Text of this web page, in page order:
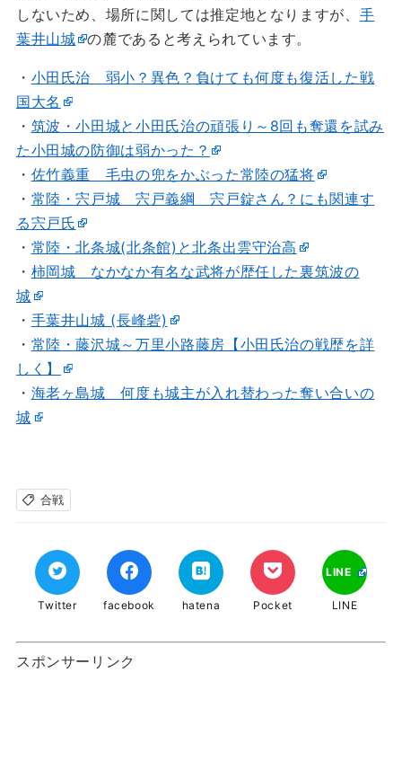
しないため、場所に関しては推定地となりますが、 手
葉井山城
の麓であると考えられています。
・ 小田氏治 弱小？異色？負けても何度も復活した戦
国大名
・ 筑波・小田城と小田氏治の頑張り～8回も奪還を試み
た小田城の防御は弱かった？
・ 佐竹義重 毛虫の兜をかぶった常陸の猛将
・ 常陸・宍戸城 宍戸義綱 宍戸錠さん？にも関連す
る宍戸氏
・ 常陸・北条城(北条館)と北条出雲守治高
・ 柿岡城 なかなか有名な武将が歴任した裏筑波の
城
・ 手葉井山城 (長峰砦)
・ 常陸・藤沢城～万里小路藤房【小田氏治の戦歴を詳
しく】
・ 海老ヶ島城 何度も城主が入れ替わった奪い合いの
城
合戦
Twitter facebook hatena Pocket
LINE
LINE
スポンサーリンク